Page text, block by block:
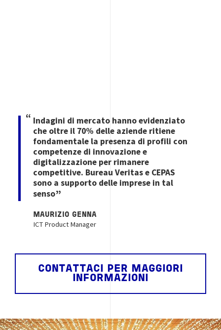
Indagini di mercato hanno evidenziato
che oltre il 70% delle aziende ritiene
fondamentale la presenza di profili con
competenze di innovazione e
digitalizzazione per rimanere
competitive. Bureau Veritas e CEPAS
sono a supporto delle imprese in tal
senso
MAURIZIO GENNA
ICT Product Manager
CONTATTACI PER MAGGIORI
INFORMAZIONI